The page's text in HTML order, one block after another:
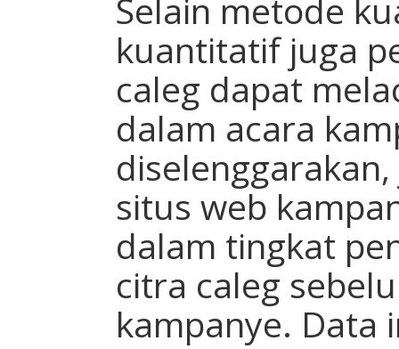
Selain metode
kuantitatif juga
caleg dapat
dalam acara
situs web
dalam tingkat
citra caleg
kampanye. Data